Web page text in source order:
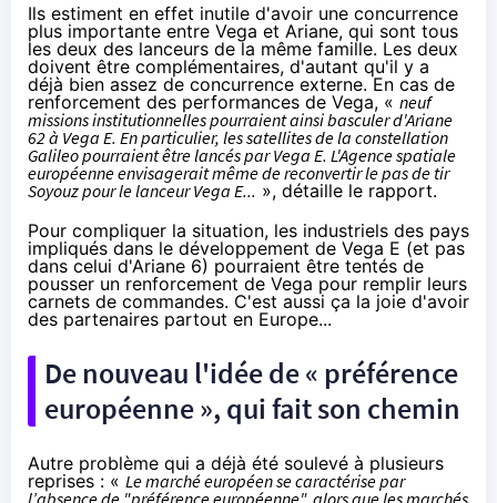
Ils estiment en effet inutile d'avoir une concurrence
plus importante entre Vega et Ariane, qui sont tous
les deux des lanceurs de la même famille. Les deux
doivent être complémentaires, d'autant qu'il y a
déjà bien assez de concurrence externe. En cas de
renforcement des performances de Vega, « neuf
missions institutionnelles pourraient ainsi basculer d'Ariane
62 à Vega E. En particulier, les satellites de la constellation
Galileo pourraient être lancés par Vega E. L'Agence spatiale
européenne envisagerait même de reconvertir le pas de tir
Soyouz pour le lanceur Vega E... », détaille le rapport.
Pour compliquer la situation, les industriels des pays
impliqués dans le développement de Vega E (et pas
dans celui d'Ariane 6) pourraient être tentés de
pousser un renforcement de Vega pour remplir leurs
carnets de commandes. C'est aussi ça la joie d'avoir
des partenaires partout en Europe...
De nouveau l'idée de « préférence
européenne », qui fait son chemin
Autre problème qui a déjà été soulevé à plusieurs
reprises : « Le marché européen se caractérise par
l’absence de "préférence européenne", alors que les marchés